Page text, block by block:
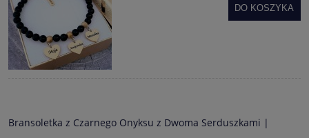
DO KOSZYKA
Bransoletka z Czarnego Onyksu z Dwoma Serduszkami |